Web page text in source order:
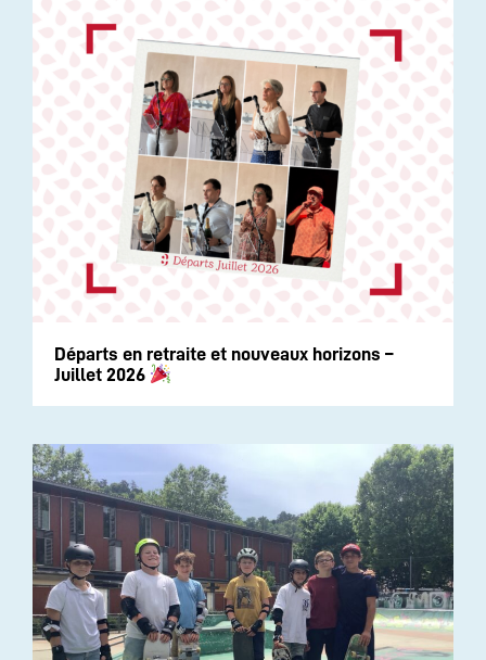
Départs en retraite et nouveaux horizons –
Juillet 2026